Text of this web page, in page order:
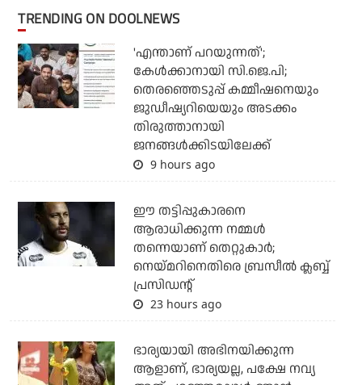
TRENDING ON DOOLNEWS
'എന്താണ് പറയുന്നത്';
കേള്‍ക്കാനായി സി.ജെ.പി;
തെരഞ്ഞെടുപ്പ് കമ്മീഷനെയും
ജുഡീഷ്യറിയെയും അടക്കം
തിരുത്താനായി
ജനങ്ങള്‍ക്കിടയിലേക്ക്
9 hours ago
ഈ തട്ടിപ്പുകാരനെ
ആരാധിക്കുന്ന നമ്മള്‍
തന്നെയാണ് തെറ്റുകാര്‍;
നെയ്മറിനെതിരെ ബ്രസീല്‍ ക്ലബ്ബ്
പ്രസിഡന്റ്
23 hours ago
ഭാര്യയായി അഭിനയിക്കുന്ന
ആളാണ്, ഭാര്യയല്ല, പക്ഷേ നവ്യ